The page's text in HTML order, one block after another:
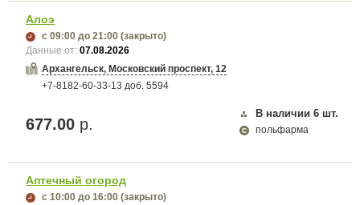
Алоэ
с 09:00 до 21:00 (закрыто)
Данные от:07.08.2026
Архангельск, Московский проспект, 12
+7-8182-60-33-13 доб. 5594
677.00 р.
В наличии 6 шт.
польфарма
Аптечный огород
с 10:00 до 16:00 (закрыто)